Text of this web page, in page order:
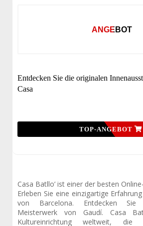
ANGEBOT
Entdecken Sie die originalen
Casa
TOP-ANGEBOT
Casa Batllo’ ist einer der besten
Erleben Sie eine einzigartige
von Barcelona. Entdecken Sie
Meisterwerk von Gaudí. Casa
Kultureinrichtung weltweit,